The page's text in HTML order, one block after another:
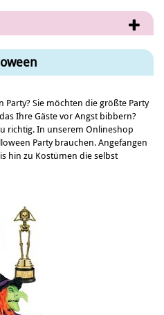
Party? Sie möchten die größte Party
Ihre Gäste vor Angst bibbern?
richtig. In unserem Onlineshop
Party brauchen. Angefangen
hin zu Kostümen die selbst